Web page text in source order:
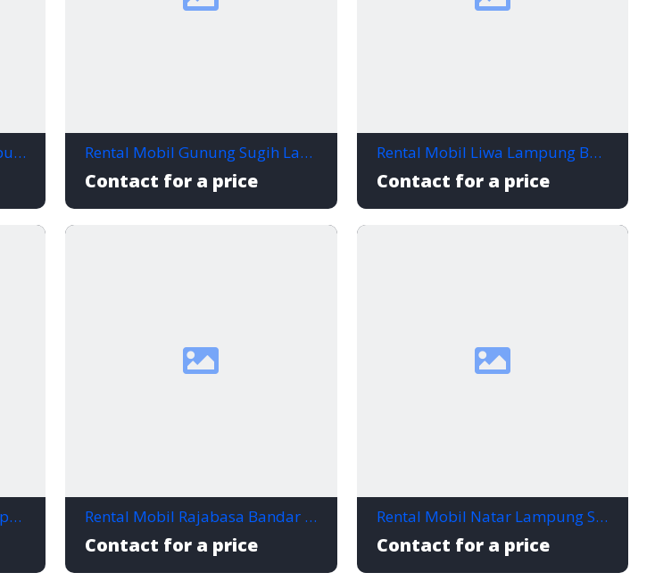
Rental Mobil Sukadana Lampung Timur, Siap Temani Perjalanan Tanpa Ribet Rental Mobil Gunung Sugih Lampung Tengah, Praktis Buat Semua Kebutuhan Perjalanan
Contact for a price
Rental Mobil Liwa Lampung Barat, Nyaman untuk Wisata dan Perjalanan Bisnis
Contact for a price
Rental Mobil Sidomulyo Lampung Selatan, Praktis, Nyaman, dan Siap Antar Kapan Saja Rental Mobil Rajabasa Bandar Lampung, Gak Ribet dan Siap Jalan Kapan Aja!
Contact for a price
Rental Mobil Natar Lampung Selatan Murah dan Terpercaya
Contact for a price